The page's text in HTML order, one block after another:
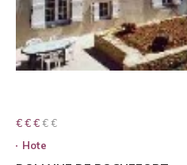
€ € € € €
€ € €
Hote